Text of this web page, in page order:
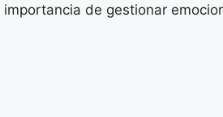
de gestionar